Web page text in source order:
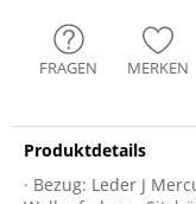
FRAGEN MERKEN
Produktdetails
· Bezug: Leder J